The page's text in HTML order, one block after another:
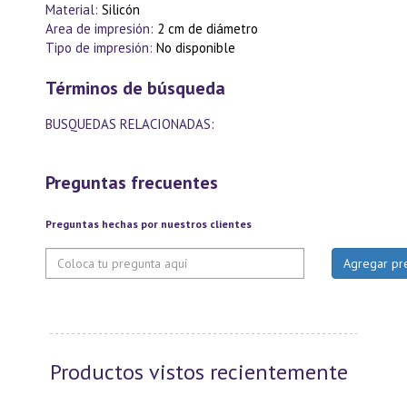
Material: Silicón
Area de impresión: 2 cm de diámetro
Tipo de impresión: No disponible
Términos de búsqueda
BUSQUEDAS RELACIONADAS:
Preguntas frecuentes
Preguntas hechas por nuestros clientes
Productos vistos recientemente